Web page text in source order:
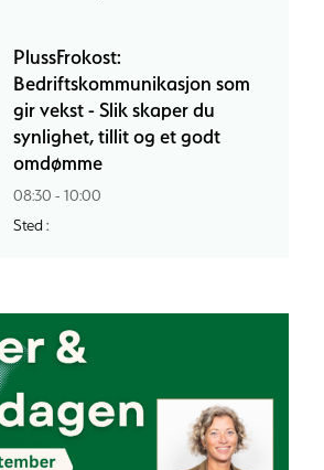
PlussFrokost:
Bedriftskommunikasjon som
gir vekst - Slik skaper du
synlighet, tillit og et godt
omdømme
08:30 - 10:00
Sted :